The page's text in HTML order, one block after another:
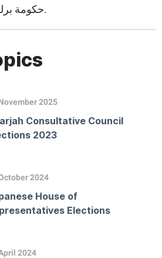
حكومة برلسكوني جورجيا ميلوني.
2025
Consultative Council
2023
2024
House of
Elections
2024